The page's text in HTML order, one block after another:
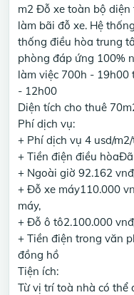
m2 Đỗ xe toàn bộ
làm bãi đỗ xe. Hệ
thống điều hòa trung
phòng đáp ứng 100%
làm việc 700h - 19h00
- 12h00
Diện tích cho thuê
Phí dịch vụ:
+ Phí dịch vụ 4 usd/
+ Tiền điện điều
+ Ngoài giờ 92.162
+ Đỗ xe máy110.000
máy,
+ Đỗ ô tô2.100.000
+ Tiền điện trong văn
đồng hồ
Tiện ích:
Từ vị trí toà nhà có thể